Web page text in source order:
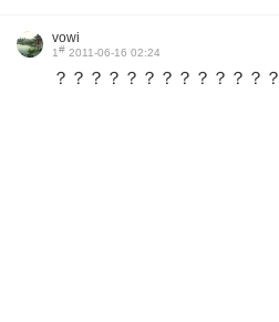
vowi
1# 2011-06-16 02:24
？？？？？？？？？？？？？